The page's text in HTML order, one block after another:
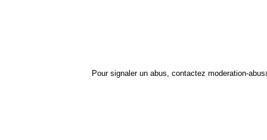
Pour signaler un abus, contactez moderation-